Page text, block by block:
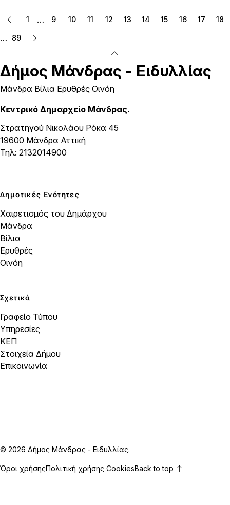
1 … 9 10 11 12 13 14 15 16 17 18
… 89
Δήμος Μάνδρας - Ειδυλλίας
Μάνδρα Βίλια Ερυθρές Οινόη
Κεντρικό Δημαρχείο Μάνδρας.
Στρατηγού Νικολάου Ρόκα 45
19600 Μάνδρα Αττική
Τηλ: 2132014900
Δημοτικές Ενότητες
Χαιρετισμός του Δημάρχου
Μάνδρα
Βίλια
Ερυθρές
Οινόη
Σχετικά
Γραφείο Τύπου
Υπηρεσίες
ΚΕΠ
Στοιχεία Δήμου
Επικοινωνία
© 2026 Δήμος Μάνδρας - Ειδυλλίας.
Όροι χρήσηςΠολιτική χρήσης CookiesBack to top